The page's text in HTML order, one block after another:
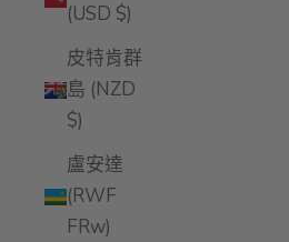
(USD $)
皮特肯群
島 (NZD
$)
盧安達
(RWF
FRw)